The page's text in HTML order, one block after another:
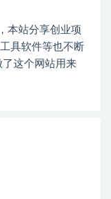
本站分享创业项
具软件等也不断
这个网站用来